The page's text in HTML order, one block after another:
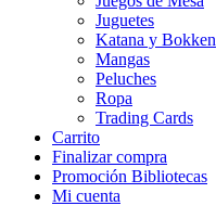
Juguetes
Katana y Bokken
Mangas
Peluches
Ropa
Trading Cards
Carrito
Finalizar compra
Promoción Bibliotecas
Mi cuenta